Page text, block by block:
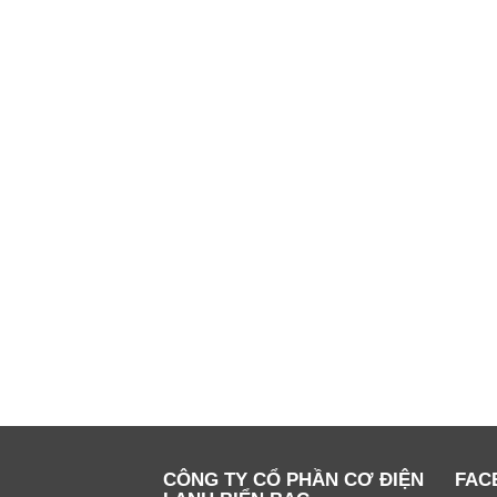
CÔNG TY CỔ PHẦN CƠ ĐIỆN